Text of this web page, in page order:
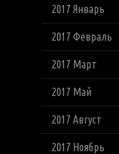
2017 Январь
2017 Февраль
2017 Март
2017 Май
2017 Август
2017 Ноябрь